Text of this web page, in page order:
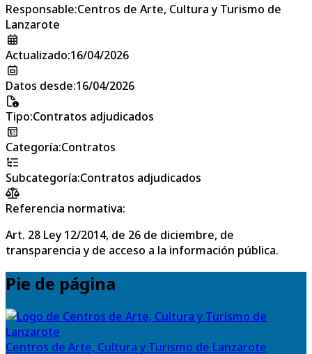
Responsable:Centros de Arte, Cultura y Turismo de
Lanzarote
Actualizado:16/04/2026
Datos desde:16/04/2026
Tipo:Contratos adjudicados
Categoría:Contratos
Subcategoría:Contratos adjudicados
Referencia normativa:
Art. 28 Ley 12/2014, de 26 de diciembre, de
transparencia y de acceso a la información pública.
Pie de página
Centros de Arte, Cultura y Turismo de Lanzarote